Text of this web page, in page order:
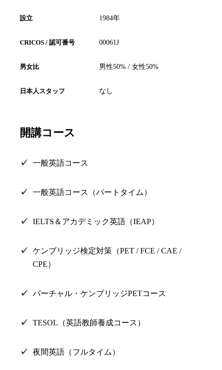
設立 1984年
CRICOS / 認可番号 00061J
男女比 男性50% / 女性50%
日本人スタッフ なし
開講コース
一般英語コース
一般英語コース（パートタイム）
IELTS＆アカデミック英語（IEAP）
ケンブリッジ検定対策（PET / FCE / CAE /
CPE）
バーチャル・ケンブリッジPETコース
TESOL（英語教師養成コース）
夜間英語（フルタイム）